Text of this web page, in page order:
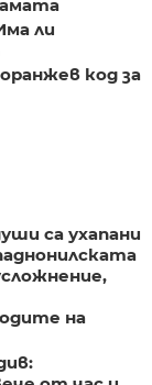
ли
код за
са ухапани
на